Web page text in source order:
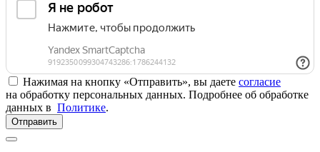
Нажимая на кнопку «Отправить», вы даете согласие
на обработку персональных данных. Подробнее об обработке
данных в Политике.
Отправить